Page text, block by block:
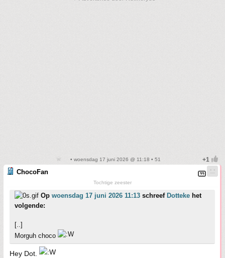
• woensdag 17 juni 2026 @ 11:18 • 51
ChocoFan
Tochtige zeester
Op woensdag 17 juni 2026 11:13 schreef Dotteke het
volgende:
[..]
Morguh choco
Hey Dot.